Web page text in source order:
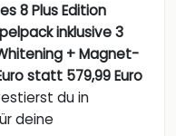
8 Plus Edition
inklusive 3
+ Magnet-
statt 579,99 Euro
du in
deine